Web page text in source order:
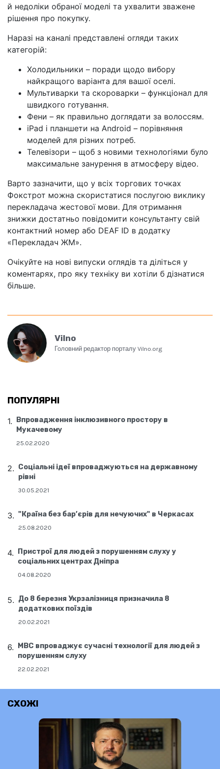
й недоліки обраної моделі та ухвалити зважене
рішення про покупку.
Наразі на каналі представлені огляди таких
категорій:
Холодильники – поради щодо вибору
найкращого варіанта для вашої оселі.
Мультиварки та скороварки – функціонал для
швидкого готування.
Фени – як правильно доглядати за волоссям.
iPad і планшети на Android – порівняння
моделей для різних потреб.
Телевізори – щоб з новими технологіями було
максимальне занурення в атмосферу відео.
Варто зазначити, що у всіх торгових точках
Фокстрот можна скористатися послугою виклику
перекладача жестової мови. Для отримання
знижки достатньо повідомити консультанту свій
контактний номер або DEAF ID в додатку
«Перекладач ЖМ».
Очікуйте на нові випуски оглядів та діліться у
коментарях, про яку техніку ви хотіли б дізнатися
більше.
Vilno
Головний редактор порталу Vilno.org
ПОПУЛЯРНІ
Впровадження інклюзивного простору в
Мукачевому
25.02.2020
Соціальні ідеї впроваджуються на державному
рівні
30.05.2021
"Країна без бар’єрів для нечуючих" в Черкасах
25.08.2020
Пристрої для людей з порушенням слуху у
соціальних центрах Дніпра
04.08.2020
До 8 березня Укрзалізниця призначила 8
додаткових поїздів
20.02.2021
МВС впроваджує сучасні технології для людей з
порушенням слуху
22.02.2021
СХОЖІ